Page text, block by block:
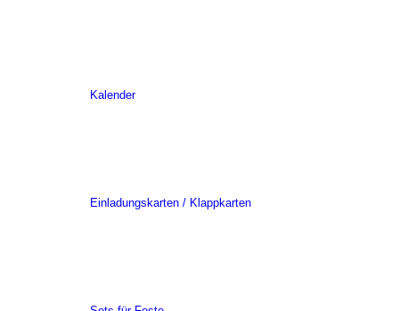
Kalender
Einladungskarten / Klappkarten